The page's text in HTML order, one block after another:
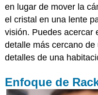
en lugar de mover la
el cristal en una lente
visión. Puedes acercar
detalle más cercano
detalles de una
Enfoque de